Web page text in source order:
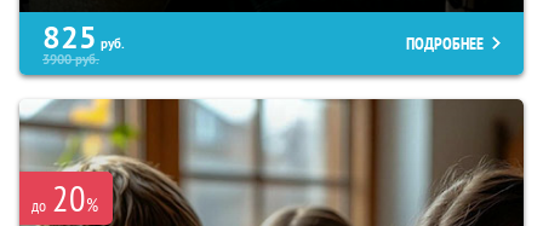
825 руб.
3900руб.
ПОДРОБНЕЕ
до 20%